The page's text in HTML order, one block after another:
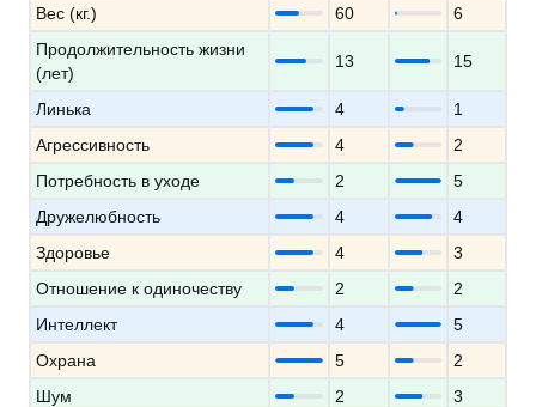
Вес (кг.)
60
6
Продолжительность жизни
(лет)
13 15
Линька 4
1
Агрессивность
4
2
Потребность в уходе
2
5
Дружелюбность
4
4
Здоровье
4
3
Отношение к одиночеству
2
2
Интеллект
4
5
Охрана
5
2
Шум
2
3